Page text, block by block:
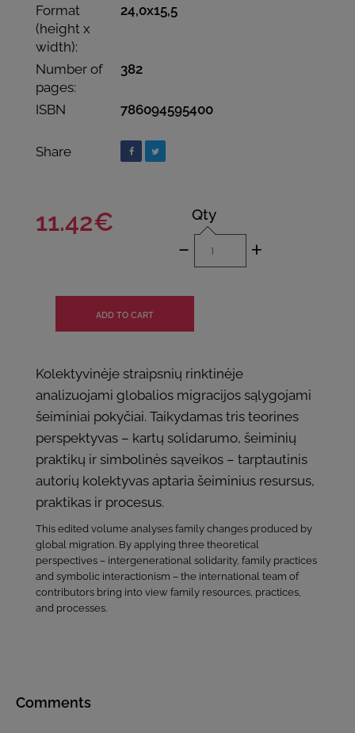
Format
(height x
width):
24,0x15,5
Number of
pages:
382
ISBN 786094595400
Share
11.42€ Qty
- +
Kolektyvinėje straipsnių rinktinėje
analizuojami globalios migracijos sąlygojami
šeiminiai pokyčiai. Taikydamas tris teorines
perspektyvas – kartų solidarumo, šeiminių
praktikų ir simbolinės sąveikos – tarptautinis
autorių kolektyvas aptaria šeiminius resursus,
praktikas ir procesus.
This edited volume analyses family changes produced by
global migration. By applying three theoretical
perspectives – intergenerational solidarity, family practices
and symbolic interactionism – the international team of
contributors bring into view family resources, practices,
and processes.
Comments